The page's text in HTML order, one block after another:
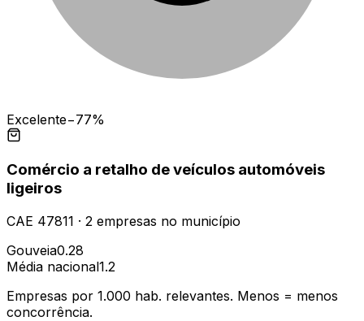
Excelente−77%
Comércio a retalho de veículos automóveis
ligeiros
CAE 47811 · 2 empresas no município
Gouveia0.28
Média nacional1.2
Empresas por 1.000 hab. relevantes. Menos = menos
concorrência.